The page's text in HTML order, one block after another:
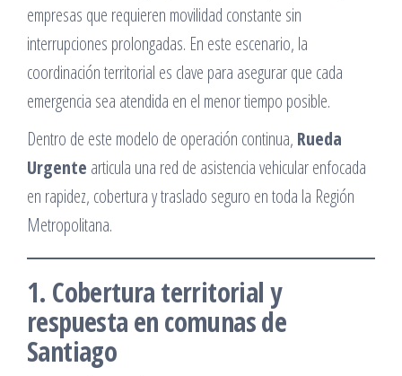
empresas que requieren movilidad constante sin
interrupciones prolongadas. En este escenario, la
coordinación territorial es clave para asegurar que cada
emergencia sea atendida en el menor tiempo posible.
Dentro de este modelo de operación continua, Rueda
Urgente articula una red de asistencia vehicular enfocada
en rapidez, cobertura y traslado seguro en toda la Región
Metropolitana.
1. Cobertura territorial y
respuesta en comunas de
Santiago